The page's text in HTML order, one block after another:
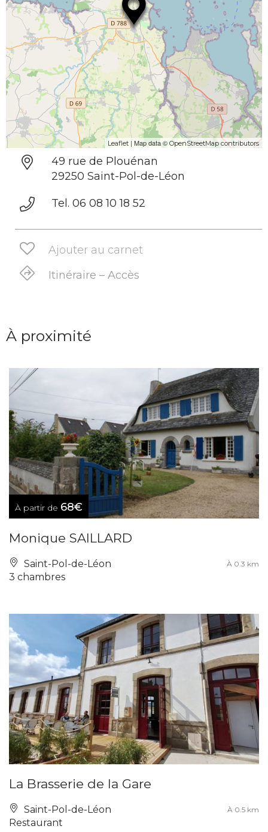
Leaflet | Map data © OpenStreetMap contributors
49 rue de Plouénan
29250 Saint-Pol-de-Léon
Tel. 06 08 10 18 52
Ajouter au carnet
Itinéraire – Accès
À proximité
À partir de 68€
Monique SAILLARD
Saint-Pol-de-Léon À 0.3 km
3 chambres
La Brasserie de la Gare
Saint-Pol-de-Léon À 0.5 km
Restaurant